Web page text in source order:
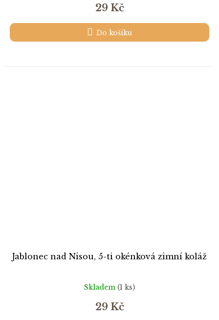
29 Kč
Do košíku
Jablonec nad Nisou, 5-ti okénková zimní koláž
Skladem (1 ks)
29 Kč